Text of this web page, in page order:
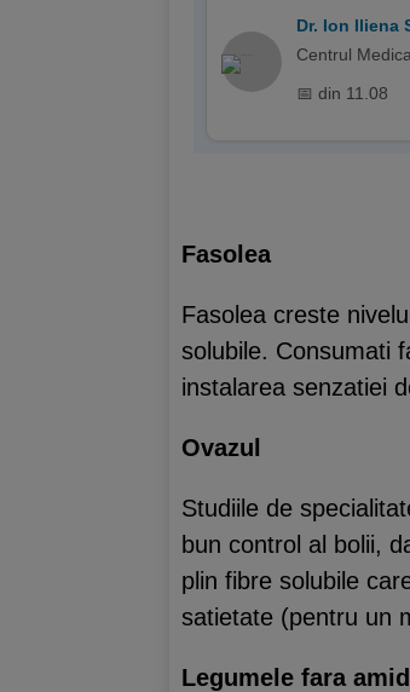
Dr. Ion Iliena
Centrul
📅 din 11.08
Fasolea
Fasolea creste
solubile. Consumati
instalarea senzatiei
Ovazul
Studiile de
bun control al bolii,
plin fibre solubile
satietate (pentru un
Legumele fara